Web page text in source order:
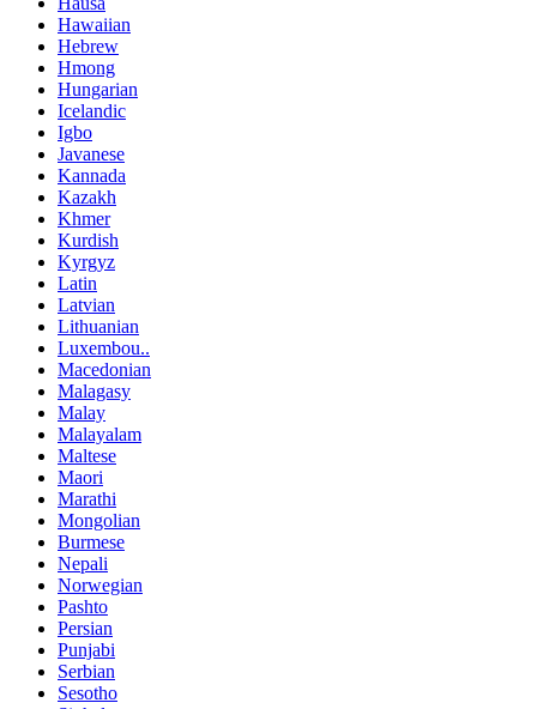
Hawaiian
Hebrew
Hmong
Hungarian
Icelandic
Igbo
Javanese
Kannada
Kazakh
Khmer
Kurdish
Kyrgyz
Latin
Latvian
Lithuanian
Luxembou..
Macedonian
Malagasy
Malay
Malayalam
Maltese
Maori
Marathi
Mongolian
Burmese
Nepali
Norwegian
Pashto
Persian
Punjabi
Serbian
Sesotho